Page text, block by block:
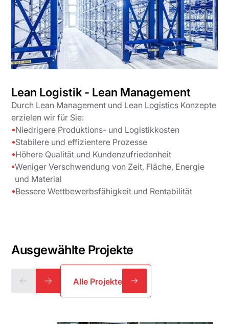
Lean Logistik - Lean Management
Durch Lean Management und Lean Logistics Konzepte
erzielen wir für Sie:
Niedrigere Produktions- und Logistikkosten
Stabilere und effizientere Prozesse
Höhere Qualität und Kundenzufriedenheit
Weniger Verschwendung von Zeit, Fläche, Energie
und Material
Bessere Wettbewerbsfähigkeit und Rentabilität
Ausgewählte Projekte
Alle Projekte